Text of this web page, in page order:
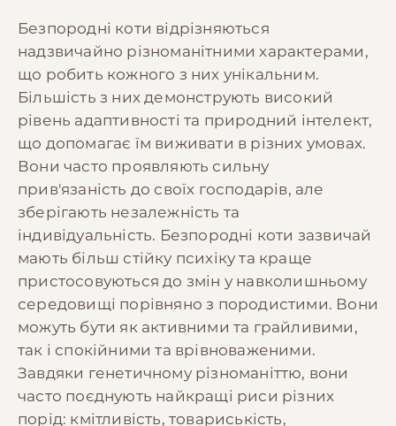
Безпородні коти відрізняються
надзвичайно різноманітними характерами,
що робить кожного з них унікальним.
Більшість з них демонструють високий
рівень адаптивності та природний інтелект,
що допомагає їм виживати в різних умовах.
Вони часто проявляють сильну
прив'язаність до своїх господарів, але
зберігають незалежність та
індивідуальність. Безпородні коти зазвичай
мають більш стійку психіку та краще
пристосовуються до змін у навколишньому
середовищі порівняно з породистими. Вони
можуть бути як активними та грайливими,
так і спокійними та врівноваженими.
Завдяки генетичному різноманіттю, вони
часто поєднують найкращі риси різних
порід: кмітливість, товариськість,